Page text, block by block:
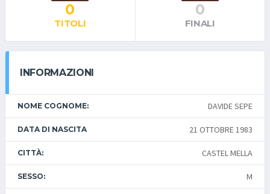
0
TITOLI
0
FINALI
INFORMAZIONI
NOME COGNOME: DAVIDE SEPE
DATA DI NASCITA 21 OTTOBRE 1983
CITTÀ: CASTEL MELLA
SESSO: M